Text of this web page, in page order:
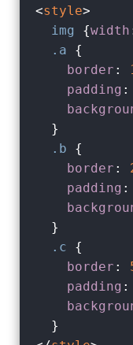
<style>
img
{width
.a {
border :
padding :
  }
.b {
border :
padding :
  }
.c {
border :
padding :